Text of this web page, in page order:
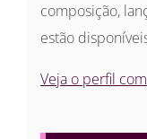
composição,
estão
Veja o perfil